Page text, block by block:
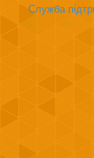
Служба